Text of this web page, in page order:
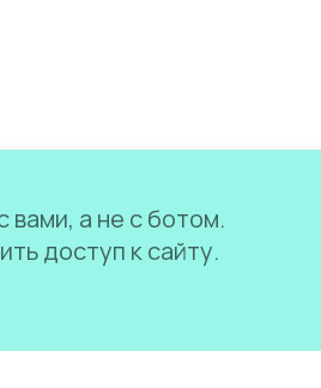
а не с ботом.
доступ к сайту.